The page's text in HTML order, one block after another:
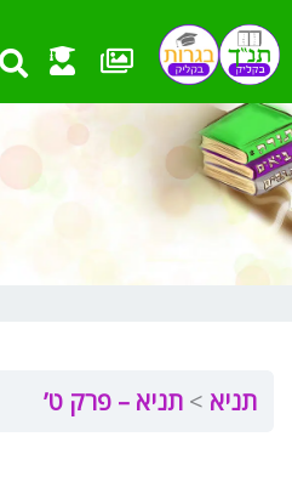
לתוכן
תניא תניא – פרק ט’